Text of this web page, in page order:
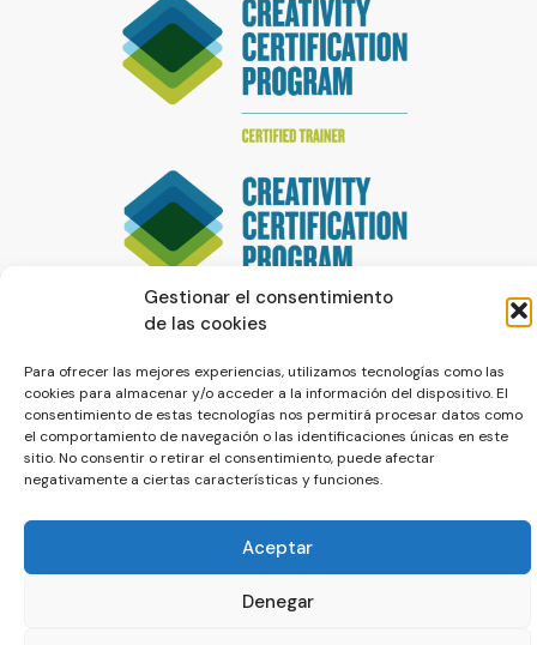
Gestionar el consentimiento
de las cookies
Para ofrecer las mejores experiencias, utilizamos tecnologías como las
cookies para almacenar y/o acceder a la información del dispositivo. El
consentimiento de estas tecnologías nos permitirá procesar datos como
el comportamiento de navegación o las identificaciones únicas en este
sitio. No consentir o retirar el consentimiento, puede afectar
negativamente a ciertas características y funciones.
Aceptar
Denegar
© La Servilleta - El Blog de Paco Prieto
Política de privacidad